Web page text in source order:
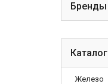
Бренды
Каталог
Железо